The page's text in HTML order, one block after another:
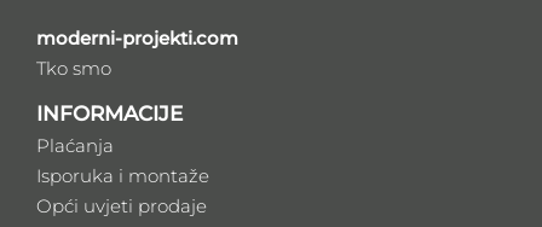
moderni-projekti.com
Tko smo
INFORMACIJE
Plaćanja
Isporuka i montaže
Opći uvjeti prodaje